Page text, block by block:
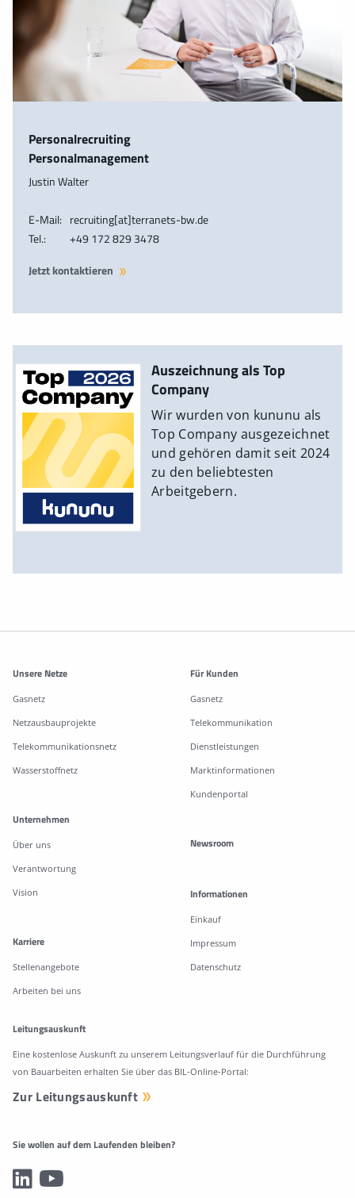
Personalrecruiting
Personalmanagement
Justin Walter
E-Mail: recruiting[at]terranets-bw.de
Tel.:
+49 172 829 3478
Jetzt kontaktieren
Auszeichnung als Top
Company
Wir wurden von kununu als
Top Company ausgezeichnet
und gehören damit seit 2024
zu den beliebtesten
Arbeitgebern.
Weitere Informationen
Unsere Netze
Gasnetz
Netzausbauprojekte
Telekommunikationsnetz
Wasserstoffnetz
Für Kunden
Gasnetz
Telekommunikation
Dienstleistungen
Marktinformationen
Kundenportal
Unternehmen
Über uns
Verantwortung
Vision
Karriere
Stellenangebote
Arbeiten bei uns
Newsroom
Informationen
Einkauf
Impressum
Datenschutz
Leitungsauskunft
Eine kostenlose Auskunft zu unserem Leitungsverlauf für die Durchführung
von Bauarbeiten erhalten Sie über das BIL-Online-Portal:
Zur Leitungsauskunft
Sie wollen auf dem Laufenden bleiben?